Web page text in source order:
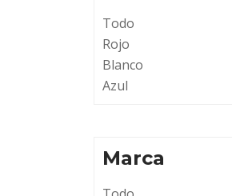
Todo
Rojo
Blanco
Azul
Marca